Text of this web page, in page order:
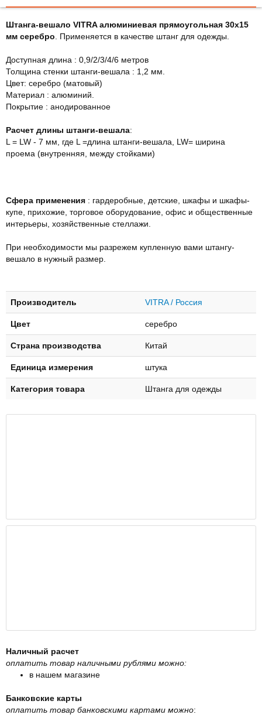
Штанга-вешало VITRA алюминиевая прямоугольная 30х15
мм серебро
Применяется в качестве штанг для одежды.
Доступная длина : 0,9/2/3/4/6 метров
Толщина стенки штанги-вешала : 1,2 мм.
Цвет: серебро (матовый)
Материал : алюминий.
Покрытие : анодированное
Расчет длины штанги-вешала:
L = LW - 7 мм, где L =длина штанги-вешала, LW= ширина
проема (внутренняя, между стойками)
Сфера применения : гардеробные, детские, шкафы и шкафы-
купе, прихожие, торговое оборудование, офис и общественные
интерьеры, хозяйственные стеллажи.
При необходимости мы разрежем купленную вами штангу-
вешало в нужный размер.
Производитель VITRA / Россия
Цвет серебро
Страна производства Китай
Единица измерения штука
Категория товара Штанга для одежды
Наличный расчет
оплатить товар наличными рублями можно:
в нашем магазине
Банковские карты
оплатить товар банковскими картами можно: